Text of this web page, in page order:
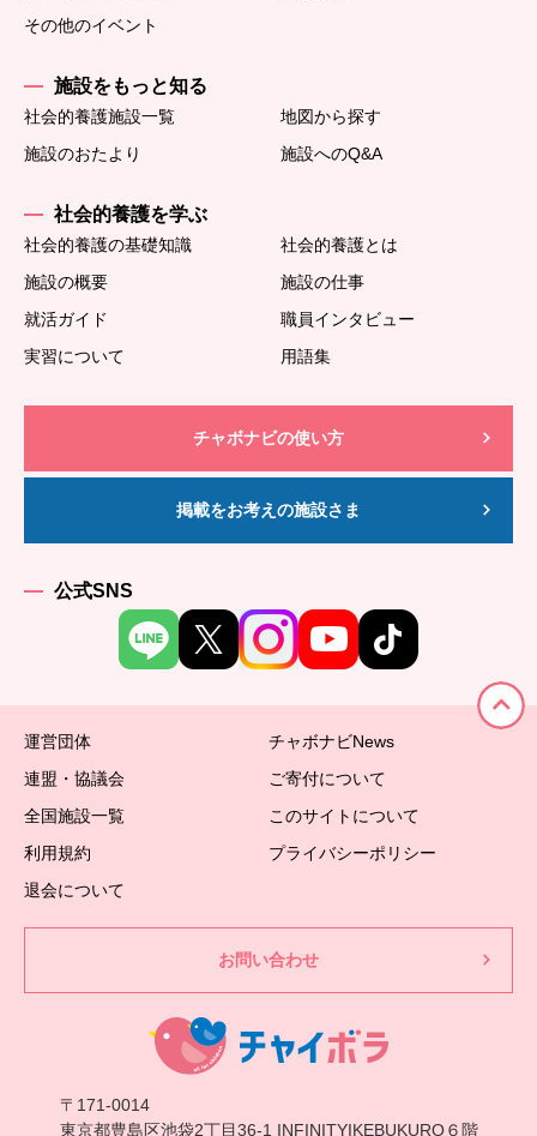
その他のイベント
施設をもっと知る
社会的養護施設一覧
地図から探す
施設のおたより
施設へのQ&A
社会的養護を学ぶ
社会的養護の基礎知識
社会的養護とは
施設の概要
施設の仕事
就活ガイド
職員インタビュー
実習について
用語集
チャボナビの使い方
掲載をお考えの施設さま
公式SNS
運営団体
チャボナビNews
連盟・協議会
ご寄付について
全国施設一覧
このサイトについて
利用規約
プライバシーポリシー
退会について
お問い合わせ
〒171-0014
東京都豊島区池袋2丁目36-1 INFINITYIKEBUKURO６階